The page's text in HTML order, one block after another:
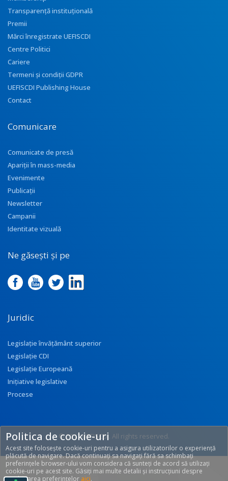
Transparenţă instituţională
Premii
Mărci înregistrate UEFISCDI
Centre Politici
Cariere
Termeni și condiții GDPR
UEFISCDI Publishing House
Contact
Comunicare
Comunicate de presă
Apariţii în mass-media
Evenimente
Publicații
Newsletter
Campanii
Identitate vizuală
Ne găsești și pe
Juridic
Legislație învățământ superior
Legislație CDI
Legislație Europeană
Inițiative legislative
Procese
© 2017 UEFISCDI. All rights reserved.
[T: 0.3031, O: 92]
Politica de cookie-uri
Acest site folosește cookie-uri pentru a asigura utilizatorilor o experiență
plăcută de navigare. Dacă continuați sa navigați fără sa schimbați
preferințele browser-ului vom considera că sunteți de acord să utilizați
cookie-uri pe acest site. Găsiți mai multe detalii și instrucțiuni despre
modificarea preferințelor aici.